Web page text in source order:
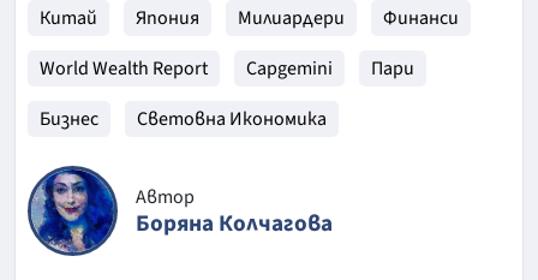
Китай
Япония Милиардери
Финанси
World Wealth Report
Capgemini
Пари
Бизнес
Световна Икономика
Автор
Боряна Колчагова